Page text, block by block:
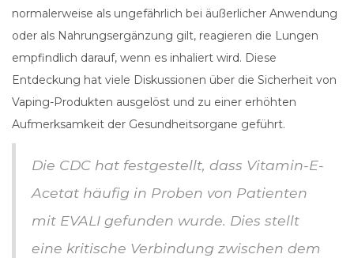
normalerweise als ungefährlich bei äußerlicher Anwendung
oder als Nahrungsergänzung gilt, reagieren die Lungen
empfindlich darauf, wenn es inhaliert wird. Diese
Entdeckung hat viele Diskussionen über die Sicherheit von
Vaping-Produkten ausgelöst und zu einer erhöhten
Aufmerksamkeit der Gesundheitsorgane geführt.
Die CDC hat festgestellt, dass Vitamin-E-
Acetat häufig in Proben von Patienten
mit EVALI gefunden wurde. Dies stellt
eine kritische Verbindung zwischen dem